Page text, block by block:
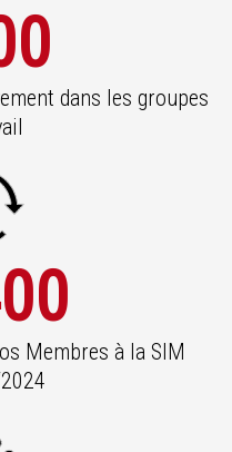
dans les groupes
Membres à la SIM